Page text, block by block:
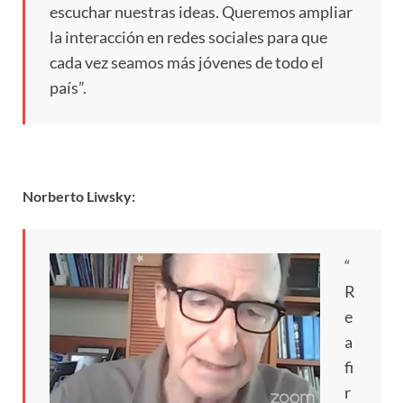
escuchar nuestras ideas. Queremos ampliar
la interacción en redes sociales para que
cada vez seamos más jóvenes de todo el
país”.
Norberto Liwsky:
“
R
e
a
fi
r